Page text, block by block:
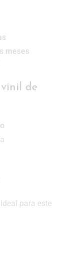
meses
de
ideal para este